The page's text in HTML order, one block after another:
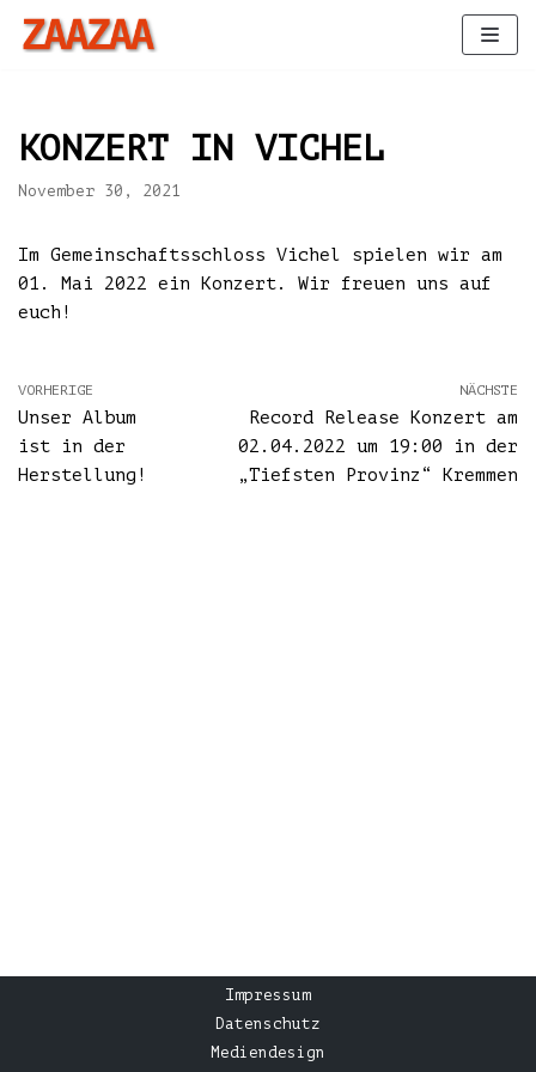
Zum
Inhalt
KONZERT IN VICHEL
November 30, 2021
Im Gemeinschaftsschloss Vichel spielen wir am
01. Mai 2022 ein Konzert. Wir freuen uns auf
euch!
VORHERIGE
Unser Album
ist in der
Herstellung!
NÄCHSTE
Record Release Konzert am
02.04.2022 um 19:00 in der
„Tiefsten Provinz“ Kremmen
Impressum
Datenschutz
Mediendesign